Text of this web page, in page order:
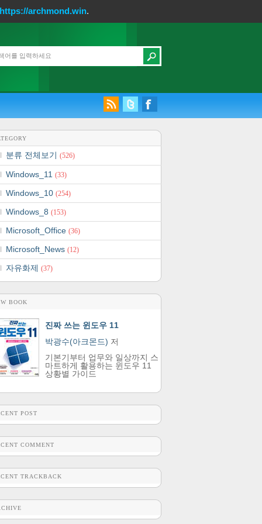
https://archmond.win.
분류 전체보기 (526)
Windows_11 (33)
Windows_10 (254)
Windows_8 (153)
Microsoft_Office (36)
Microsoft_News (12)
자유화제 (37)
BOOK
진짜 쓰는 윈도우 11
박광수(아크몬드) 저
기본기부터 업무와 일상까지 스
마트하게 활용하는 윈도우 11
상황별 가이드
POST
COMMENT
TRACKBACK